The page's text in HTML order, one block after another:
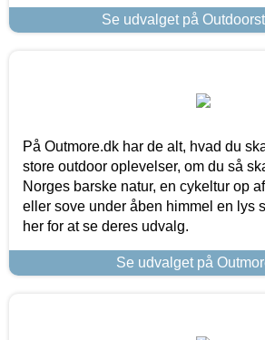
Se udvalget på
På Outmore.dk har de alt, hvad du
store outdoor oplevelser, om du så
Norges barske natur, en cykeltur op
eller sove under åben himmel en lys
her for at se deres udvalg.
Se udvalget på